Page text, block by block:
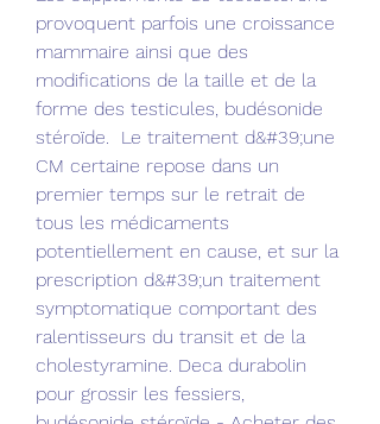
provoquent parfois une croissance
mammaire ainsi que des
modifications de la taille et de la
forme des testicules, budésonide
stéroïde.  Le traitement d&#39;une
CM certaine repose dans un
premier temps sur le retrait de
tous les médicaments
potentiellement en cause, et sur la
prescription d&#39;un traitement
symptomatique comportant des
ralentisseurs du transit et de la
cholestyramine. Deca durabolin
pour grossir les fessiers,